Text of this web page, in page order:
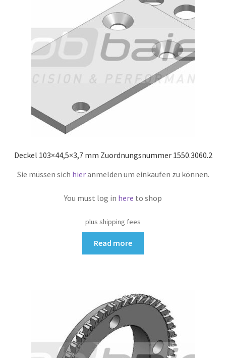
Deckel 103×44,5×3,7 mm Zuordnungsnummer 1550.3060.2
Sie müssen sich hieranmelden um einkaufen zu können.
You must log in here to shop
plus shipping fees
Read more